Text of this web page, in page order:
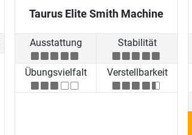
Taurus Elite Smith Machine
Ausstattung Stabilität
Übungsvielfalt Verstellbarkeit